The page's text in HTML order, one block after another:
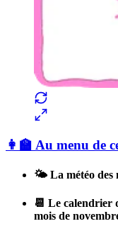
👩‍🏫 Au menu de
🌤️ La météo des
📆 Le calendrier
mois de